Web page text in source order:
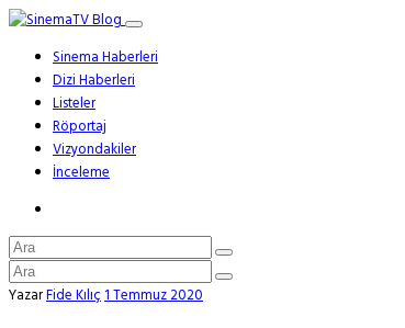
Sinema Haberleri
Dizi Haberleri
Listeler
Röportaj
Vizyondakiler
İnceleme
YazarFide Kılıç1 Temmuz 2020